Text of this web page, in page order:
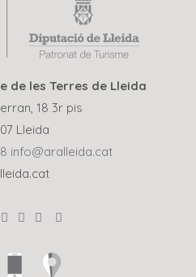
de les Terres de Lleida
18 3r pis
Lleida
info@aralleida.cat